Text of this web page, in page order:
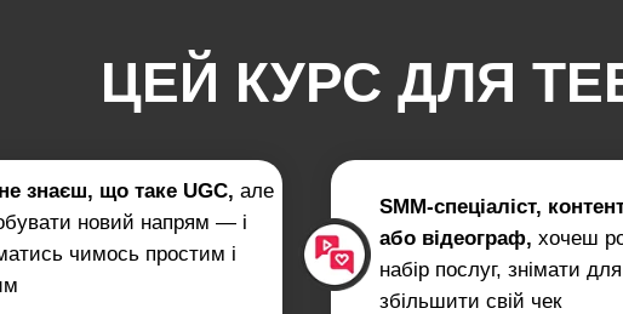
ЦЕЙ КУРС ДЛЯ
SMM-спеціаліст,
або відеограф, хочеш
набір послуг, знімати
збільшити свій чек
знаєш, що таке UGC, але
новий напрям — і
чимось простим і